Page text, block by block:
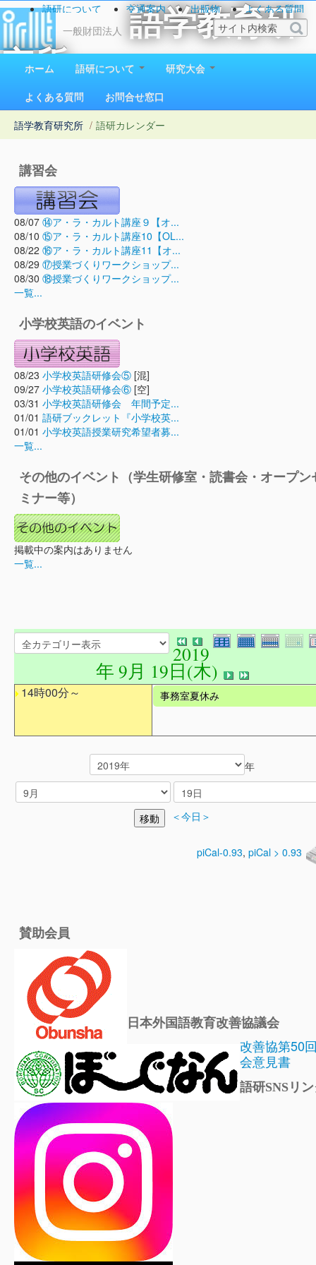
一般財団法人
語学教育研
究所
1923（大正12）年創立
語研について 交通案内 出版物
よくある質問
お問い合わせ
ホーム 語研について
研究大会
よくある質問
お問合せ窓口
語学教育研究所 / 語研カレンダー
講習会
08/07 ⑭ア・ラ・カルト講座９【オ...
08/10 ⑮ア・ラ・カルト講座10【OL...
08/22 ⑯ア・ラ・カルト講座11【オ...
08/29 ⑰授業づくりワークショップ...
08/30 ⑱授業づくりワークショップ...
一覧...
小学校英語のイベント
08/23 小学校英語研修会⑤ [混]
09/27 小学校英語研修会⑥ [空]
03/31 小学校英語研修会 年間予定...
01/01 語研ブックレット『小学校英...
01/01 小学校英語授業研究希望者募...
一覧...
その他のイベント（学生研修室・読書会・オープン
ミナー等）
掲載中の案内はありません
一覧...
2019
年 9月 19日(木)
14時00分～ 事務室夏休み
年
＜今日＞
piCal-0.93, piCal > 0.93
賛助会員
日本外国語教育改善協議会
改善協第50
会意見書
語研SNSリ